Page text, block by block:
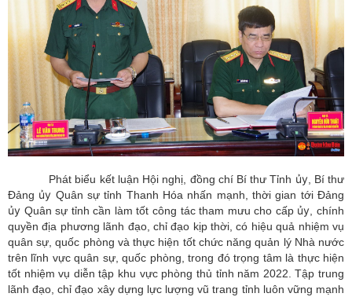
Phát biểu kết luận Hội nghị, đồng chí Bí thư Tỉnh ủy, Bí thư
Đảng ủy Quân sự tỉnh Thanh Hóa nhấn mạnh, thời gian tới Đảng
ủy Quân sự tỉnh cần làm tốt công tác tham mưu cho cấp ủy, chính
quyền địa phương lãnh đạo, chỉ đạo kịp thời, có hiệu quả nhiệm vụ
quân sự, quốc phòng và thực hiện tốt chức năng quản lý Nhà nước
trên lĩnh vực quân sự, quốc phòng, trong đó trọng tâm là thực hiện
tốt nhiệm vụ diễn tập khu vực phòng thủ tỉnh năm 2022. Tập trung
lãnh đạo, chỉ đạo xây dựng lực lượng vũ trang tỉnh luôn vững mạnh